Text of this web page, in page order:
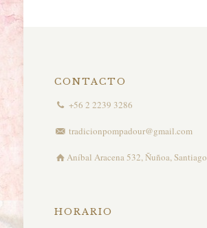
CONTACTO
+56 2 2239 3286
tradicionpompadour@gmail.com
Aníbal Aracena 532, Ñuñoa, Santiago
HORARIO